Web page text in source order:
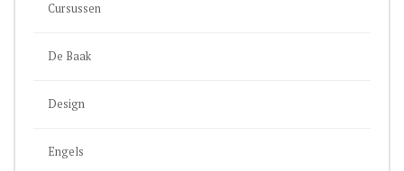
Cursussen
De Baak
Design
Engels